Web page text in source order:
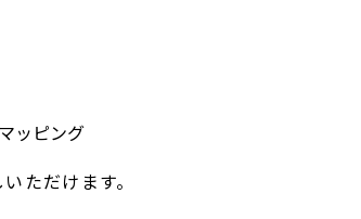
ッピング
ただけます。